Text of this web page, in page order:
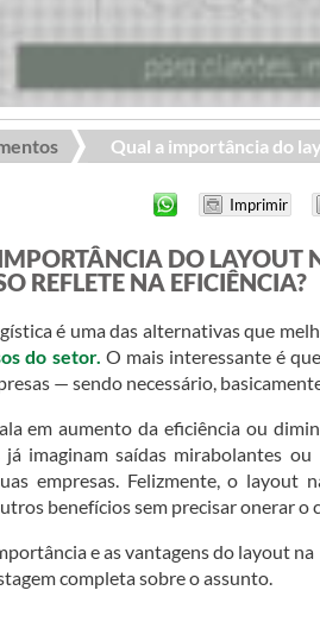
Qual a importância do
DO LAYOUT
REFLETE NA EFICIÊNCIA?
é uma das alternativas que
do setor. O mais interessante é
— sendo necessário,
em aumento da eficiência ou
imaginam saídas mirabolantes
empresas. Felizmente, o layout
benefícios sem precisar onerar o
e as vantagens do layout
completa sobre o assunto.